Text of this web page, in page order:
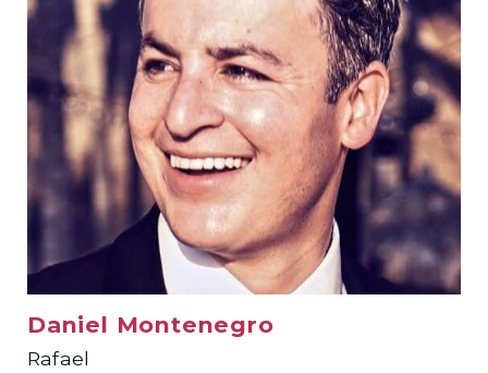
Daniel Montenegro
Rafael